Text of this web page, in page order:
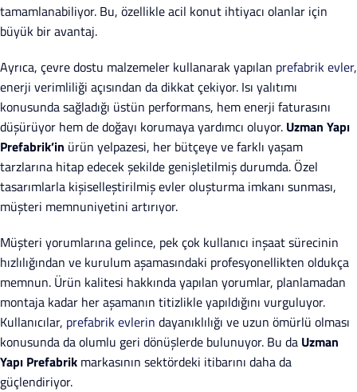
tamamlanabiliyor. Bu, özellikle acil konut ihtiyacı olanlar için
büyük bir avantaj.
Ayrıca, çevre dostu malzemeler kullanarak yapılan prefabrik evler,
enerji verimliliği açısından da dikkat çekiyor. Isı yalıtımı
konusunda sağladığı üstün performans, hem enerji faturasını
düşürüyor hem de doğayı korumaya yardımcı oluyor. Uzman Yapı
Prefabrik’in ürün yelpazesi, her bütçeye ve farklı yaşam
tarzlarına hitap edecek şekilde genişletilmiş durumda. Özel
tasarımlarla kişiselleştirilmiş evler oluşturma imkanı sunması,
müşteri memnuniyetini artırıyor.
Müşteri yorumlarına gelince, pek çok kullanıcı inşaat sürecinin
hızlılığından ve kurulum aşamasındaki profesyonellikten oldukça
memnun. Ürün kalitesi hakkında yapılan yorumlar, planlamadan
montaja kadar her aşamanın titizlikle yapıldığını vurguluyor.
Kullanıcılar, prefabrik evlerin dayanıklılığı ve uzun ömürlü olması
konusunda da olumlu geri dönüşlerde bulunuyor. Bu da Uzman
Yapı Prefabrik markasının sektördeki itibarını daha da
güçlendiriyor.